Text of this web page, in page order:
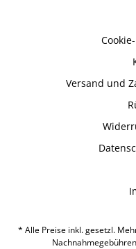
Versand und
* Alle Preise inkl. gesetzl.